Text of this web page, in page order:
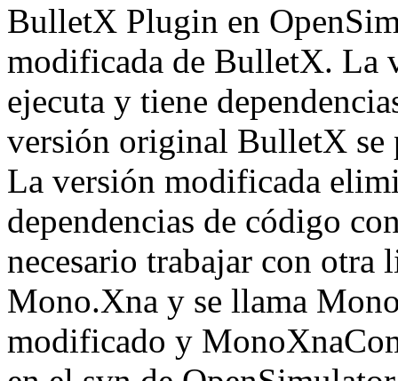
BulletX Plugin en
modificada de BulletX. La
ejecuta y tiene
versión original BulletX se
La versión modificada
dependencias de código
necesario trabajar con otra
Mono.Xna y se llama
modificado y